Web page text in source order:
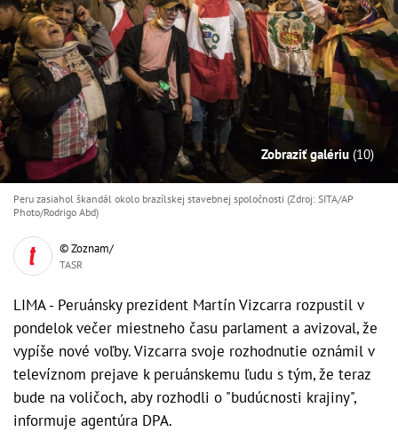
Zobraziť galériu (10)
Peru zasiahol škandál okolo brazílskej stavebnej spoločnosti (Zdroj: SITA/AP
Photo/Rodrigo Abd)
© Zoznam/
TASR
LIMA - Peruánsky prezident Martín Vizcarra rozpustil v
pondelok večer miestneho času parlament a avizoval, že
vypíše nové voľby. Vizcarra svoje rozhodnutie oznámil v
televíznom prejave k peruánskemu ľudu s tým, že teraz
bude na voličoch, aby rozhodli o "budúcnosti krajiny",
informuje agentúra DPA.